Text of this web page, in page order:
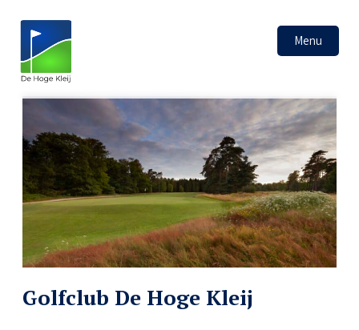
Menu
Golfclub De Hoge Kleij